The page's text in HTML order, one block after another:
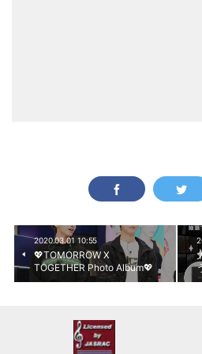
2020.03.01 10:55
💖TOMORROW X
TOGETHER Photo Album💖